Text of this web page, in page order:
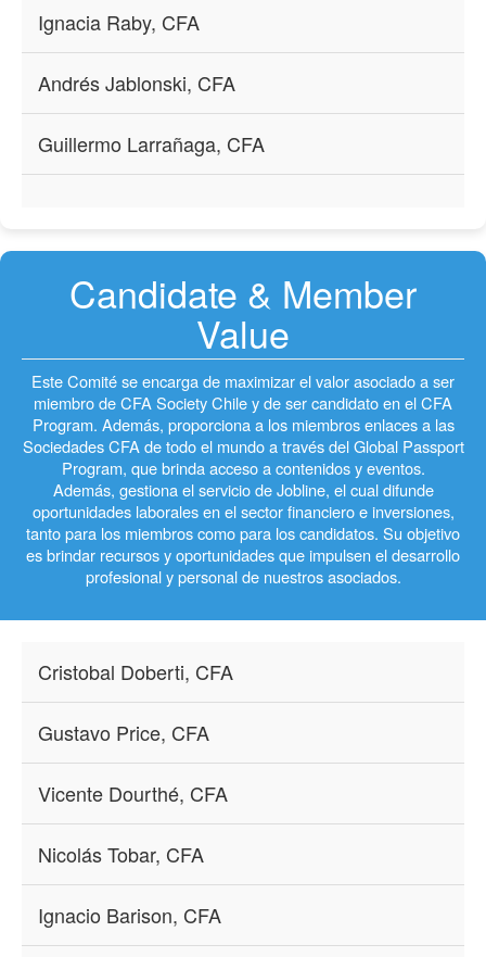
Ignacia Raby, CFA
Andrés Jablonski, CFA
Guillermo Larrañaga, CFA
Candidate & Member
Value
Este Comité se encarga de maximizar el valor asociado a ser
miembro de CFA Society Chile y de ser candidato en el CFA
Program. Además, proporciona a los miembros enlaces a las
Sociedades CFA de todo el mundo a través del Global Passport
Program, que brinda acceso a contenidos y eventos.
Además, gestiona el servicio de Jobline, el cual difunde
oportunidades laborales en el sector financiero e inversiones,
tanto para los miembros como para los candidatos. Su objetivo
es brindar recursos y oportunidades que impulsen el desarrollo
profesional y personal de nuestros asociados.
Cristobal Doberti, CFA
Gustavo Price, CFA
Vicente Dourthé, CFA
Nicolás Tobar, CFA
Ignacio Barison, CFA